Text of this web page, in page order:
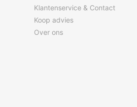
Klantenservice & Contact
Koop advies
Over ons